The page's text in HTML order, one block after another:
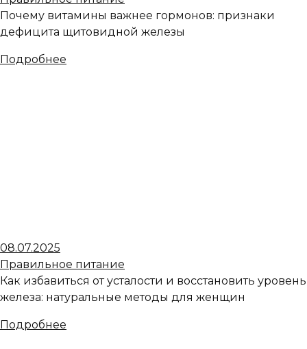
Почему витамины важнее гормонов: признаки
дефицита щитовидной железы
Подробнее
08.07.2025
Правильное питание
Как избавиться от усталости и восстановить уровень
железа: натуральные методы для женщин
Подробнее